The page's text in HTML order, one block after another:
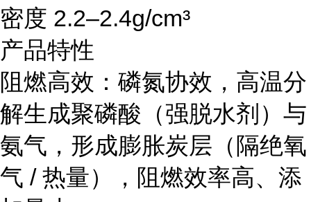
密度 2.2–2.4g/cm³
产品特性
阻燃高效：磷氮协效，高温分
解生成聚磷酸（强脱水剂）与
氨气，形成膨胀炭层（隔绝氧
气 / 热量），阻燃效率高、添